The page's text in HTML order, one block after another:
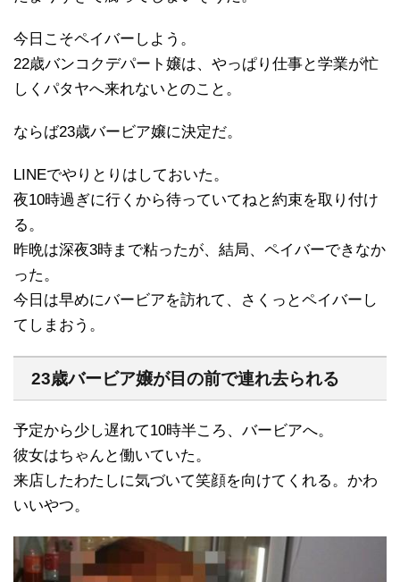
今日こそペイバーしよう。
22歳バンコクデパート嬢は、やっぱり仕事と学業が忙
しくパタヤへ来れないとのこと。
ならば23歳バービア嬢に決定だ。
LINEでやりとりはしておいた。
夜10時過ぎに行くから待っていてねと約束を取り付け
る。
昨晩は深夜3時まで粘ったが、結局、ペイバーできなか
った。
今日は早めにバービアを訪れて、さくっとペイバーし
てしまおう。
23歳バービア嬢が目の前で連れ去られる
予定から少し遅れて10時半ころ、バービアへ。
彼女はちゃんと働いていた。
来店したわたしに気づいて笑顔を向けてくれる。かわ
いいやつ。